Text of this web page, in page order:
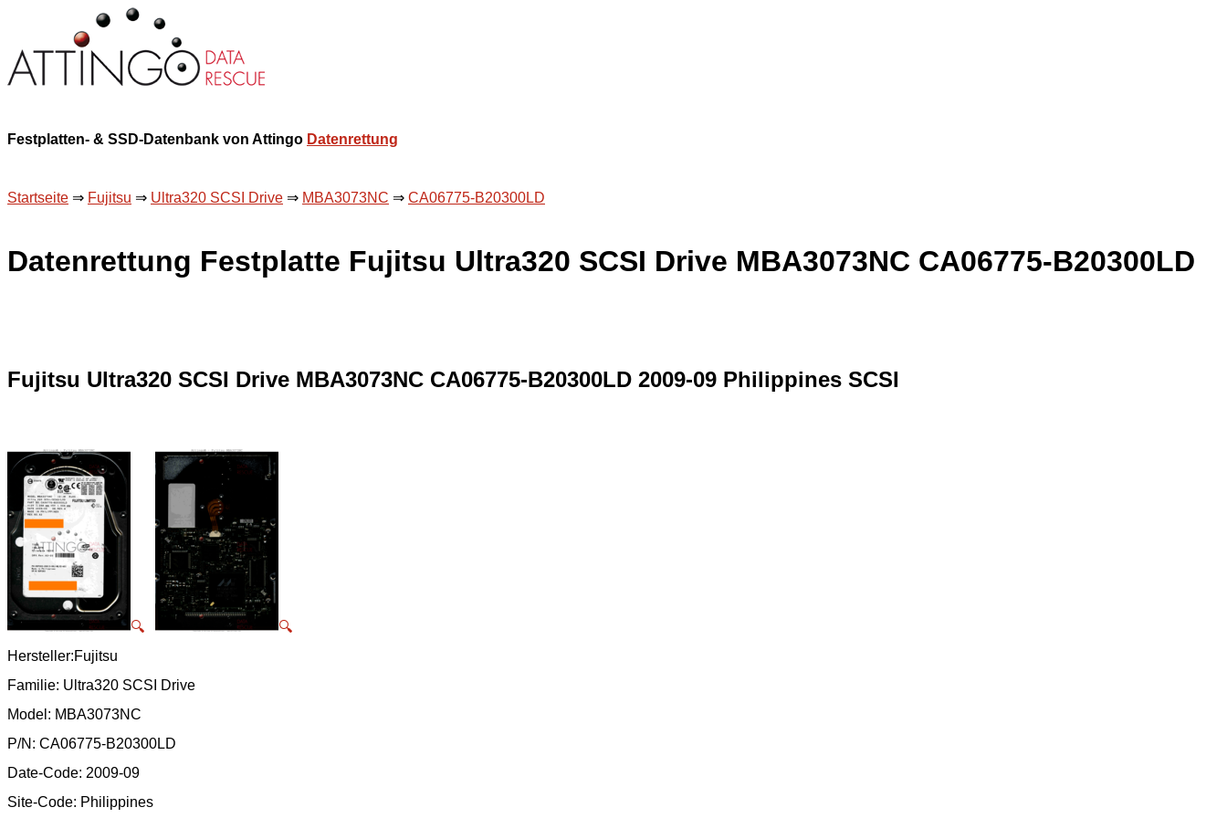
Festplatten- & SSD-Datenbank von Attingo Datenrettung
Startseite ⇒ Fujitsu ⇒ Ultra320 SCSI Drive ⇒ MBA3073NC ⇒ CA06775-B20300LD
Datenrettung Festplatte Fujitsu Ultra320 SCSI Drive MBA3073NC CA06775-B20300LD
Fujitsu Ultra320 SCSI Drive MBA3073NC CA06775-B20300LD 2009-09 Philippines SCSI
🔍
🔍
Hersteller:Fujitsu
Familie: Ultra320 SCSI Drive
Model: MBA3073NC
P/N: CA06775-B20300LD
Date-Code: 2009-09
Site-Code: Philippines